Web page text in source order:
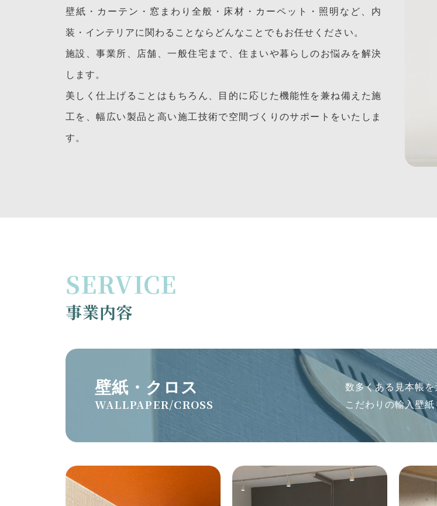
壁紙・カーテン・窓まわり全般・床材・カーペット・照明など、内
装・インテリアに関わることならどんなことでもお任せください。
施設、事業所、店舗、一般住宅まで、住まいや暮らしのお悩みを解決
します。
美しく仕上げることはもちろん、目的に応じた機能性を兼ね備えた施
工を、幅広い製品と高い施工技術で空間づくりのサポートをいたしま
す。
SERVICE
事業内容
壁紙・クロス
WALLPAPER/CROSS
数多くある見本帳
こだわりの輸入壁